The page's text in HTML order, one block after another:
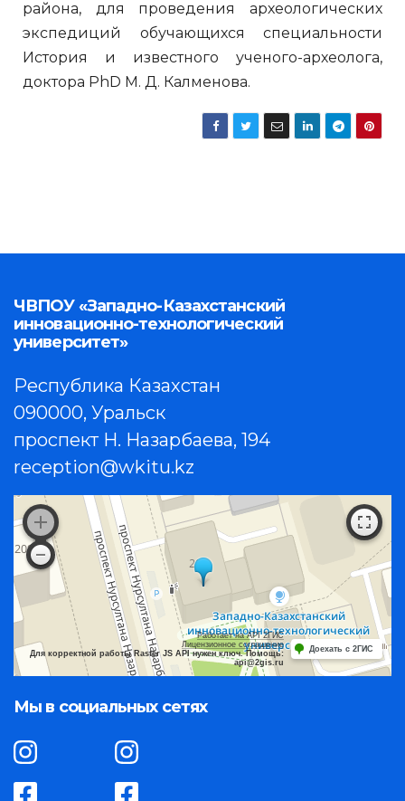
района, для проведения археологических
экспедиций обучающихся специальности
История и известного ученого-археолога,
доктора PhD М. Д. Калменова.
ЧВПОУ «Западно-Казахстанский
инновационно-технологический
университет»
Республика Казахстан
090000, Уральск
проспект Н. Назарбаева, 194
reception@wkitu.kz
Работает на API 2ГИС
Лицензионное соглашение
Для корректной работы Raster JS API нужен ключ. Помощь:
api@2gis.ru
Доехать с 2ГИС
Мы в социальных сетях